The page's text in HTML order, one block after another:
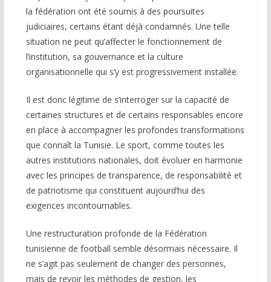
la fédération ont été soumis à des poursuites
judiciaires, certains étant déjà condamnés. Une telle
situation ne peut qu’affecter le fonctionnement de
l’institution, sa gouvernance et la culture
organisationnelle qui s’y est progressivement installée.
Il est donc légitime de s’interroger sur la capacité de
certaines structures et de certains responsables encore
en place à accompagner les profondes transformations
que connaît la Tunisie. Le sport, comme toutes les
autres institutions nationales, doit évoluer en harmonie
avec les principes de transparence, de responsabilité et
de patriotisme qui constituent aujourd’hui des
exigences incontournables.
Une restructuration profonde de la Fédération
tunisienne de football semble désormais nécessaire. Il
ne s’agit pas seulement de changer des personnes,
mais de revoir les méthodes de gestion, les